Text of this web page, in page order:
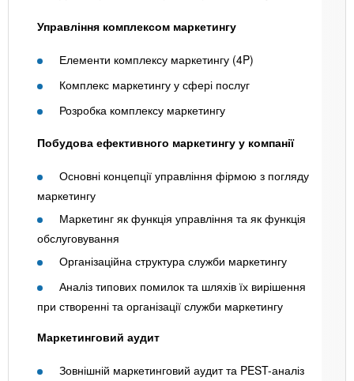
Управління комплексом маркетингу
Елементи комплексу маркетингу (4P)
Комплекс маркетингу у сфері послуг
Розробка комплексу маркетингу
Побудова ефективного маркетингу у компанії
Основні концепції управління фірмою з погляду
маркетингу
Маркетинг як функція управління та як функція
обслуговування
Організаційна структура служби маркетингу
Аналіз типових помилок та шляхів їх вирішення
при створенні та організації служби маркетингу
Маркетинговий аудит
Зовнішній маркетинговий аудит та PEST-аналіз